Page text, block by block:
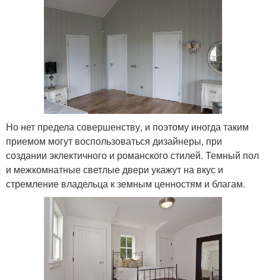
Но нет предела совершенству, и поэтому иногда таким
приемом могут воспользоваться дизайнеры, при
создании эклектичного и романского стилей. Темный пол
и межкомнатные светлые двери укажут на вкус и
стремление владельца к земным ценностям и благам.